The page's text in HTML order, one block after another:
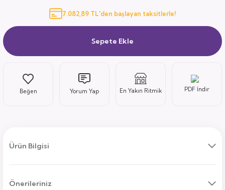
7.082,89 TL'den başlayan taksitlerle!
Sepete Ekle
Yorum Yap En Yakın Ritmik PDF İndir
Ürün Bilgisi
Önerileriniz